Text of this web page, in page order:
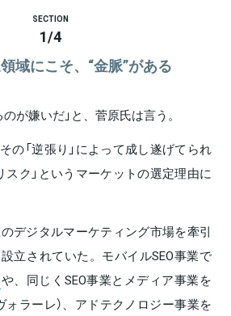
SECTION
1/4
域にこそ、“金脈”がある
が嫌いだ」と、菅原氏は言う。
の「逆張り」によって成し遂げてられ
スク」というマーケットの選定理由に
デジタルマーケティング市場を牽引
立されていた。モバイルSEO事業で
や、同じくSEO事業とメディア事業を
ォラーレ）、アドテクノロジー事業を